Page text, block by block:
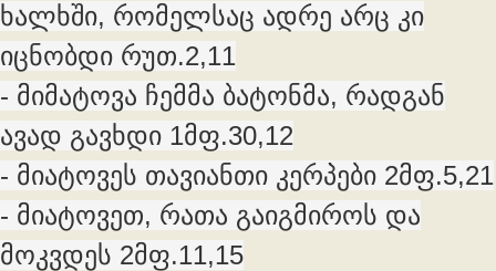
ხალხში, რომელსაც ადრე არც კი
იცნობდი რუთ.2,11
- მიმატოვა ჩემმა ბატონმა, რადგან
ავად გავხდი 1მფ.30,12
- მიატოვეს თავიანთი კერპები 2მფ.5,21
- მიატოვეთ, რათა გაიგმიროს და
მოკვდეს 2მფ.11,15